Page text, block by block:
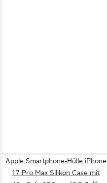
Apple Smartphone-Hülle iPhone
17 Pro Max Silikon Case mit